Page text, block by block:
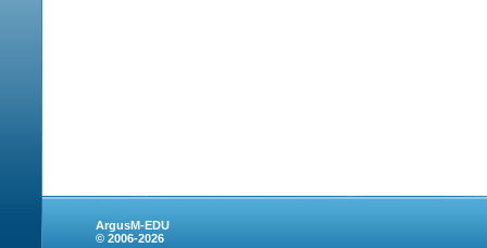
ArgusM-EDU
© 2006-2026